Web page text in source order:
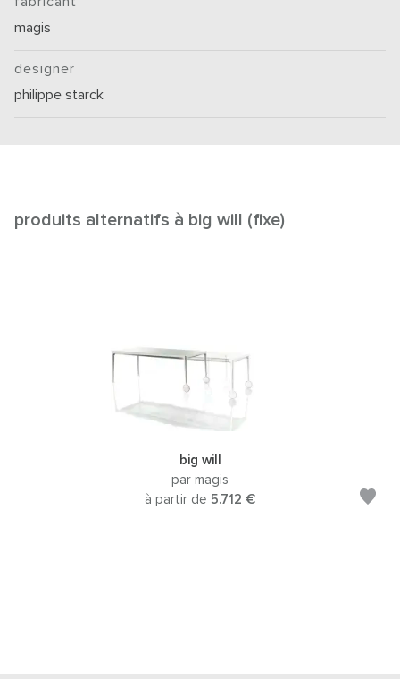
magis
designer
philippe starck
produits alternatifs à big will (fixe)
big will
par magis
à partir de 5.712 €